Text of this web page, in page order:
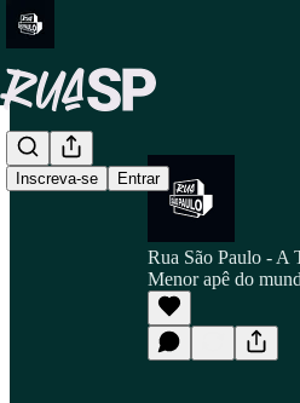
Inscreva-se Entrar
Rua São Paulo - A
Menor apê do